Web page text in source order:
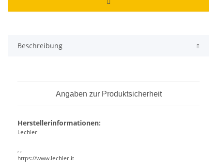
Beschreibung
Angaben zur Produktsicherheit
Herstellerinformationen:
Lechler
, ,
https://www.lechler.it